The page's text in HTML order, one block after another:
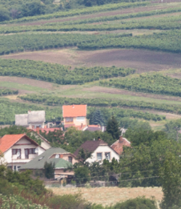
is deprecated in/home/
is deprecated in/home/
is deprecated in/home/